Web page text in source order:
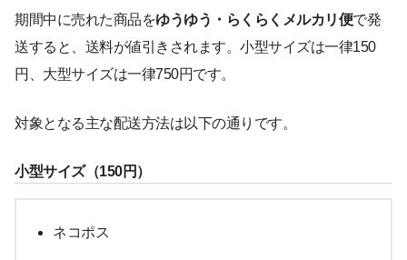
期間中に売れた商品をゆうゆう・らくらくメルカリ便で発
送すると、送料が値引きされます。小型サイズは一律150
円、大型サイズは一律750円です。
対象となる主な配送方法は以下の通りです。
小型サイズ（150円）
ネコポス